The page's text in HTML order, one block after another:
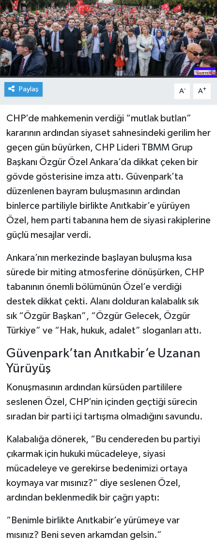
Paylaş A- A+
CHP’de mahkemenin verdiği “mutlak butlan”
kararının ardından siyaset sahnesindeki gerilim her
geçen gün büyürken, CHP Lideri TBMM Grup
Başkanı Özgür Özel Ankara’da dikkat çeken bir
gövde gösterisine imza attı. Güvenpark’ta
düzenlenen bayram buluşmasının ardından
binlerce partiliyle birlikte Anıtkabir’e yürüyen
Özel, hem parti tabanına hem de siyasi rakiplerine
güçlü mesajlar verdi.
Ankara’nın merkezinde başlayan buluşma kısa
sürede bir miting atmosferine dönüşürken, CHP
tabanının önemli bölümünün Özel’e verdiği
destek dikkat çekti. Alanı dolduran kalabalık sık
sık “Özgür Başkan”, “Özgür Gelecek, Özgür
Türkiye” ve “Hak, hukuk, adalet” sloganları attı.
Güvenpark’tan Anıtkabir’e Uzanan
Yürüyüş
Konuşmasının ardından kürsüden partililere
seslenen Özel, CHP’nin içinden geçtiği sürecin
sıradan bir parti içi tartışma olmadığını savundu.
Kalabalığa dönerek, “Bu cendereden bu partiyi
çıkarmak için hukuki mücadeleye, siyasi
mücadeleye ve gerekirse bedenimizi ortaya
koymaya var mısınız?” diye seslenen Özel,
ardından beklenmedik bir çağrı yaptı:
“Benimle birlikte Anıtkabir’e yürümeye var
mısınız? Beni seven arkamdan gelsin.”